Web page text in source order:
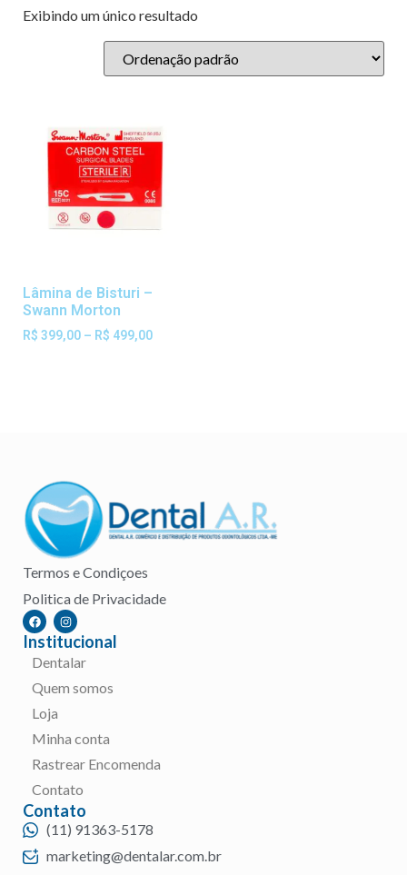
Exibindo um único resultado
Lâmina de Bisturi –
Swann Morton
R$ 399,00 – R$ 499,00
Termos e Condiçoes
Politica de Privacidade
Institucional
Dentalar
Quem somos
Loja
Minha conta
Rastrear Encomenda
Contato
Contato
(11) 91363-5178
marketing@dentalar.com.br